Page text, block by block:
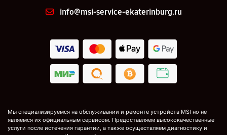
info@msi-service-ekaterinburg.ru
Мы специализируемся на обслуживании и ремонте устройств MSI но не
являемся их официальным сервисом. Предоставляем высококачественные
услуги после истечения гарантии, а также осуществляем диагностику и